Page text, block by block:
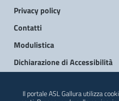
Privacy policy
Contatti
Modulistica
Dichiarazione di Accessibilità
Il portale ASL Gallura utilizza